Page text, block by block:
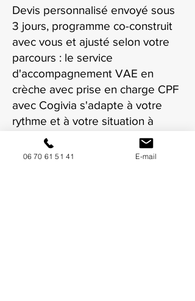
Devis personnalisé envoyé sous
3 jours, programme co-construit
avec vous et ajusté selon votre
parcours : le service
d'accompagnement VAE en
crèche avec prise en charge CPF
avec Cogivia s'adapte à votre
rythme et à votre situation à
Roanne.
06 70 61 51 41 E-mail